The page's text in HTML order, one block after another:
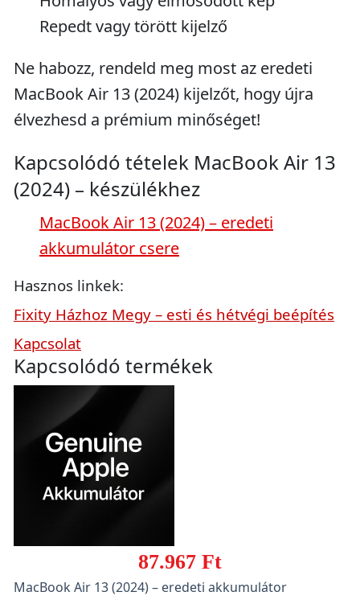
Repedt vagy törött kijelző
Ne habozz, rendeld meg most az eredeti
MacBook Air 13 (2024) kijelzőt, hogy újra
élvezhesd a prémium minőséget!
Kapcsolódó tételek MacBook Air 13
(2024) – készülékhez
MacBook Air 13 (2024) – eredeti
akkumulátor csere
Hasznos linkek:
Fixity Házhoz Megy – esti és hétvégi beépítés
Kapcsolat
Kapcsolódó termékek
87.967 Ft
MacBook Air 13 (2024) – eredeti akkumulátor